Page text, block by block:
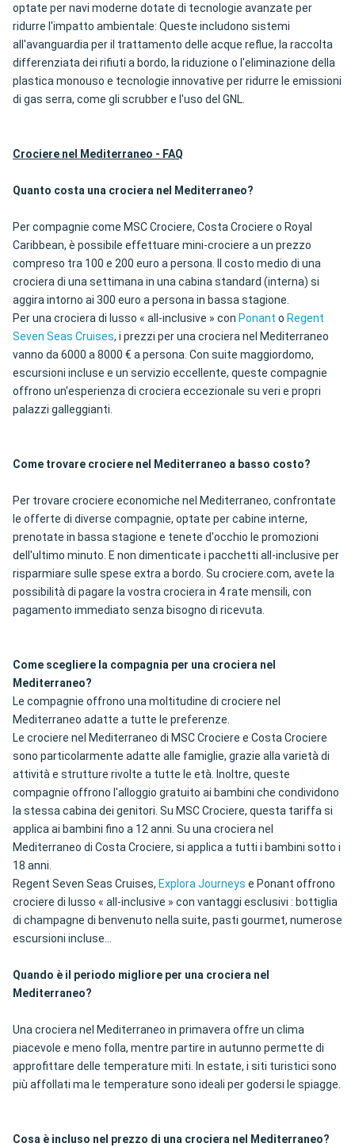
optate per navi moderne dotate di tecnologie avanzate per
ridurre l'impatto ambientale: Queste includono sistemi
all'avanguardia per il trattamento delle acque reflue, la raccolta
differenziata dei rifiuti a bordo, la riduzione o l'eliminazione della
plastica monouso e tecnologie innovative per ridurre le emissioni
di gas serra, come gli scrubber e l'uso del GNL.
Crociere nel Mediterraneo - FAQ
Quanto costa una crociera nel Mediterraneo?
Per compagnie come MSC Crociere, Costa Crociere o Royal
Caribbean, è possibile effettuare mini-crociere a un prezzo
compreso tra 100 e 200 euro a persona. Il costo medio di una
crociera di una settimana in una cabina standard (interna) si
aggira intorno ai 300 euro a persona in bassa stagione.
Per una crociera di lusso « all-inclusive » con Ponant o Regent
Seven Seas Cruises, i prezzi per una crociera nel Mediterraneo
vanno da 6000 a 8000 € a persona. Con suite maggiordomo,
escursioni incluse e un servizio eccellente, queste compagnie
offrono un'esperienza di crociera eccezionale su veri e propri
palazzi galleggianti.
Come trovare crociere nel Mediterraneo a basso costo?
Per trovare crociere economiche nel Mediterraneo, confrontate
le offerte di diverse compagnie, optate per cabine interne,
prenotate in bassa stagione e tenete d'occhio le promozioni
dell'ultimo minuto. E non dimenticate i pacchetti all-inclusive per
risparmiare sulle spese extra a bordo. Su crociere.com, avete la
possibilità di pagare la vostra crociera in 4 rate mensili, con
pagamento immediato senza bisogno di ricevuta.
Come scegliere la compagnia per una crociera nel
Mediterraneo?
Le compagnie offrono una moltitudine di crociere nel
Mediterraneo adatte a tutte le preferenze.
Le crociere nel Mediterraneo di MSC Crociere e Costa Crociere
sono particolarmente adatte alle famiglie, grazie alla varietà di
attività e strutture rivolte a tutte le età. Inoltre, queste
compagnie offrono l'alloggio gratuito ai bambini che condividono
la stessa cabina dei genitori. Su MSC Crociere, questa tariffa si
applica ai bambini fino a 12 anni. Su una crociera nel
Mediterraneo di Costa Crociere, si applica a tutti i bambini sotto i
18 anni.
Regent Seven Seas Cruises, Explora Journeys e Ponant offrono
crociere di lusso « all-inclusive » con vantaggi esclusivi : bottiglia
di champagne di benvenuto nella suite, pasti gourmet, numerose
escursioni incluse...
Quando è il periodo migliore per una crociera nel
Mediterraneo?
Una crociera nel Mediterraneo in primavera offre un clima
piacevole e meno folla, mentre partire in autunno permette di
approfittare delle temperature miti. In estate, i siti turistici sono
più affollati ma le temperature sono ideali per godersi le spiagge.
Cosa è incluso nel prezzo di una crociera nel Mediterraneo?